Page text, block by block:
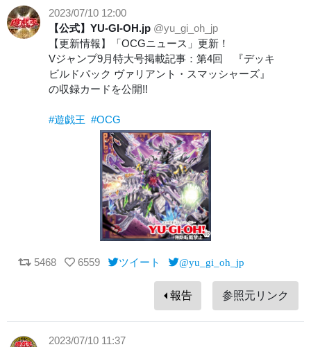
2023/07/10 12:00
【公式】YU-GI-OH.jp @yu_gi_oh_jp
【更新情報】「OCGニュース」更新！
Vジャンプ9月特大号掲載記事：第4回 『デッキ
ビルドパック ヴァリアント・スマッシャーズ』
の収録カードを公開!!
#遊戯王 #OCG
5468 6559 ツイート @yu_gi_oh_jp
報告 参照元リンク
2023/07/10 11:37